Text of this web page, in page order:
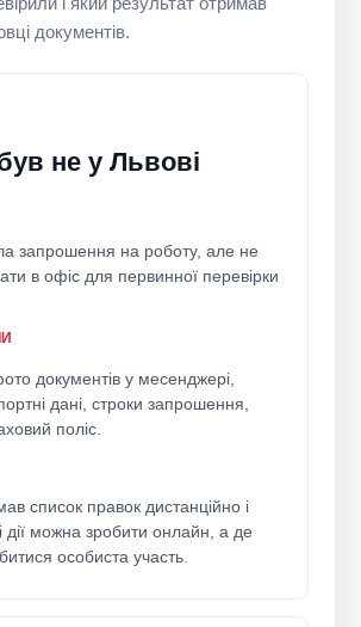
документів.
не у Львові
запрошення на роботу, але не
в офіс для первинної перевірки
документів у месенджері,
дані, строки запрошення,
поліс.
список правок дистанційно і
дії можна зробити онлайн, а де
особиста участь.